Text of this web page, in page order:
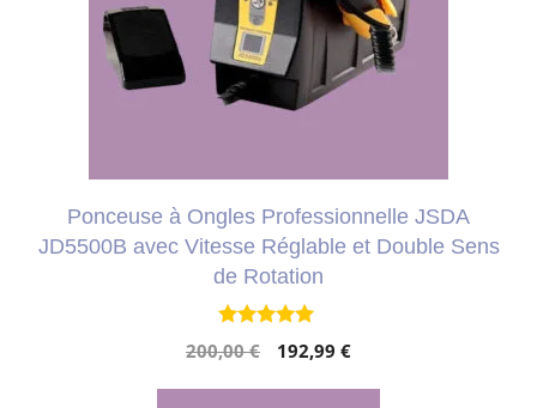
Ponceuse à Ongles Professionnelle JSDA
JD5500B avec Vitesse Réglable et Double Sens
de Rotation
4.81
sur 5
200,00€
Le
192,99 €Le